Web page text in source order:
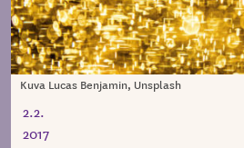
Kuva Lucas Benjamin, Unsplash
2.2.
2017